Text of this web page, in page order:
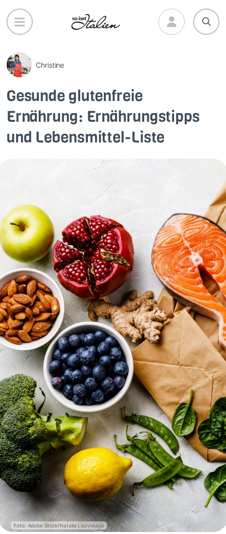
Direkt
zum
Inhalt
Christine
Gesunde glutenfreie
Ernährung: Ernährungstipps
und Lebensmittel-Liste
Foto: Adobe Stock/Natalia Lisovskaya